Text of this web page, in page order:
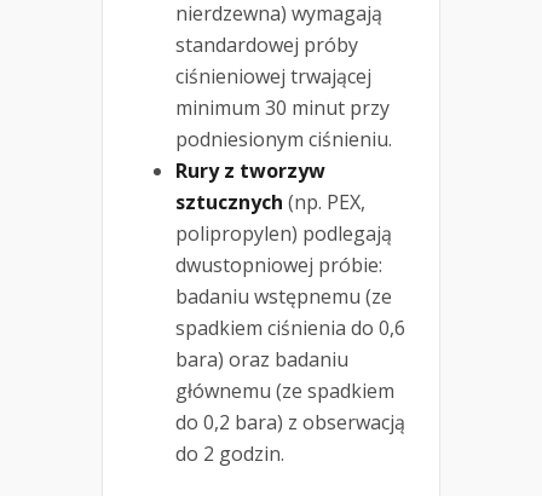
nierdzewna) wymagają
standardowej próby
ciśnieniowej trwającej
minimum 30 minut przy
podniesionym ciśnieniu.
Rury z tworzyw
sztucznych (np. PEX,
polipropylen) podlegają
dwustopniowej próbie:
badaniu wstępnemu (ze
spadkiem ciśnienia do 0,6
bara) oraz badaniu
głównemu (ze spadkiem
do 0,2 bara) z obserwacją
do 2 godzin.